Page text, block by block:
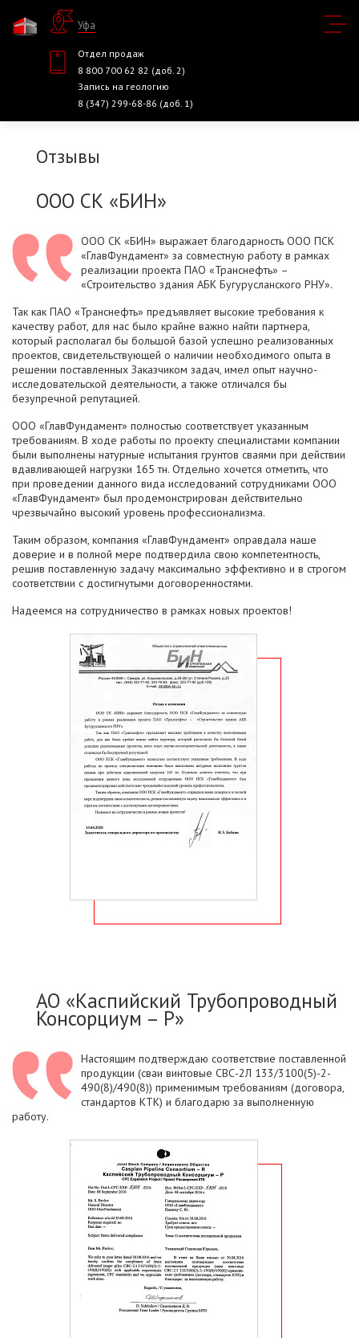
Уфа
Отдел продаж
8 800 700 62 82 (доб. 2)
Запись на геологию
8 (347) 299-68-86 (доб. 1)
Отзывы
ООО СК «БИН»
ООО СК «БИН» выражает благодарность ООО ПСК
«ГлавФундамент» за совместную работу в рамках
реализации проекта ПАО «Транснефть» –
«Строительство здания АБК Бугурусланского РНУ».
Так как ПАО «Транснефть» предъявляет высокие требования к
качеству работ, для нас было крайне важно найти партнера,
который располагал бы большой базой успешно реализованных
проектов, свидетельствующей о наличии необходимого опыта в
решении поставленных Заказчиком задач, имел опыт научно-
исследовательской деятельности, а также отличался бы
безупречной репутацией.
ООО «ГлавФундамент» полностью соответствует указанным
требованиям. В ходе работы по проекту специалистами компании
были выполнены натурные испытания грунтов сваями при действии
вдавливающей нагрузки 165 тн. Отдельно хочется отметить, что
при проведении данного вида исследований сотрудниками ООО
«ГлавФундамент» был продемонстрирован действительно
чрезвычайно высокий уровень профессионализма.
Таким образом, компания «ГлавФундамент» оправдала наше
доверие и в полной мере подтвердила свою компетентность,
решив поставленную задачу максимально эффективно и в строгом
соответствии с достигнутыми договоренностями.
Надеемся на сотрудничество в рамках новых проектов!
АО «Каспийский Трубопроводный
Консорциум – Р»
Настоящим подтверждаю соответствие поставленной
продукции (сваи винтовые СВС-2Л 133/3100(5)-2-
490(8)/490(8)) применимым требованиям (договора,
стандартов КТК) и благодарю за выполненную
работу.